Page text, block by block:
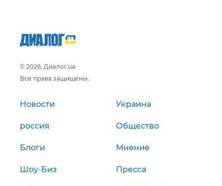
© 2026, Диалог.ua
Все права защищены.
Новости Украина
россия Общество
Блоги Мнение
Шоу-Биз Пресса